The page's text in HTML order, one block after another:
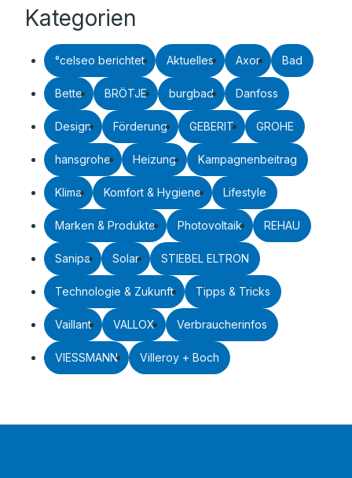
Kategorien
°celseo berichtet Aktuelles Axor Bad
Bette BRÖTJE burgbad Danfoss
Design Förderung GEBERIT GROHE
hansgrohe Heizung Kampagnenbeitrag
Klima Komfort & Hygiene Lifestyle
Marken & Produkte Photovoltaik REHAU
Sanipa Solar STIEBEL ELTRON
Technologie & Zukunft Tipps & Tricks
Vaillant VALLOX Verbraucherinfos
VIESSMANN Villeroy + Boch